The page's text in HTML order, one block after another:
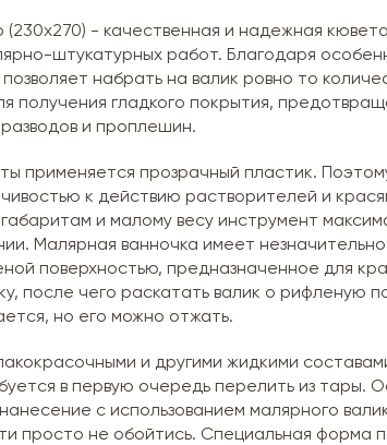
(230х270) - качественная и надежная
штукатурных работ. Благодаря
набрать на валик ровно то
получения гладкого покрытия,
и проплешин.
применяется прозрачный пластик.
к действию растворителей и
и малому весу инструмент
Малярная ванночка имеет
поверхностью, предназначенное для
после чего раскатать валик о рифленую
но его можно отжать.
и другими жидкими
в первую очередь перелить из тары.
с использованием малярного
просто не обойтись. Специальная форма